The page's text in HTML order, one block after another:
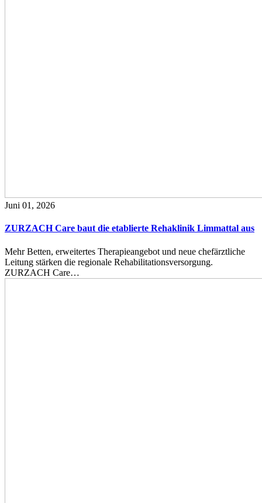
Juni 01, 2026
ZURZACH Care baut die etablierte Rehaklinik Limmattal aus
Mehr Betten, erweitertes Therapieangebot und neue chefärztliche
Leitung stärken die regionale Rehabilitationsversorgung.
ZURZACH Care…